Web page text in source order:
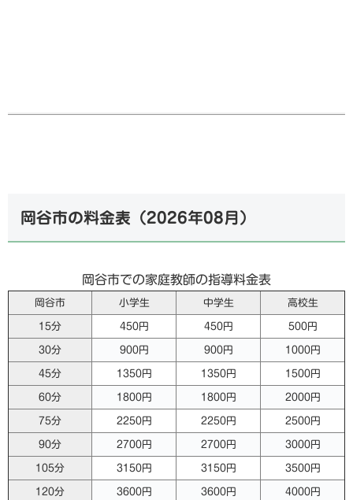
岡谷市の料金表（2026年08月 ）
岡谷市での家庭教師の指導料金表
岡谷市 小学生 中学生 高校生
15分 450円 450円 500円
30分 900円 900円 1000円
45分 1350円 1350円 1500円
60分 1800円 1800円 2000円
75分 2250円 2250円 2500円
90分 2700円 2700円 3000円
105分 3150円 3150円 3500円
120分 3600円 3600円 4000円